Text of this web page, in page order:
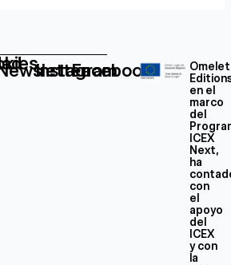
Instagram
Facebook
en el
marco
del
ICEX
Next,
ha
con
el
apoyo
del
ICEX
y con
la